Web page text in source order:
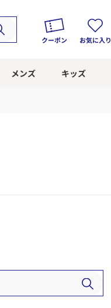
クーポン お気に入り
メンズ キッズ